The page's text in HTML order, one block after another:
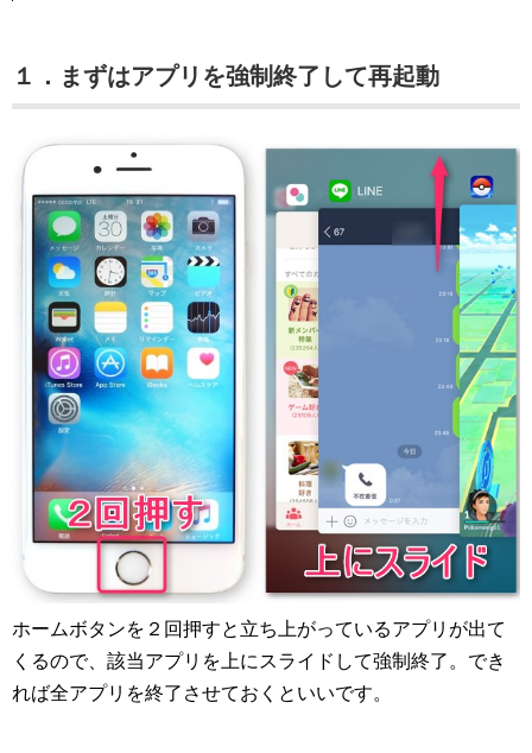
１．まずはアプリを強制終了して再起動
ホームボタンを２回押すと立ち上がっているアプリが出て
くるので、該当アプリを上にスライドして強制終了。でき
れば全アプリを終了させておくといいです。